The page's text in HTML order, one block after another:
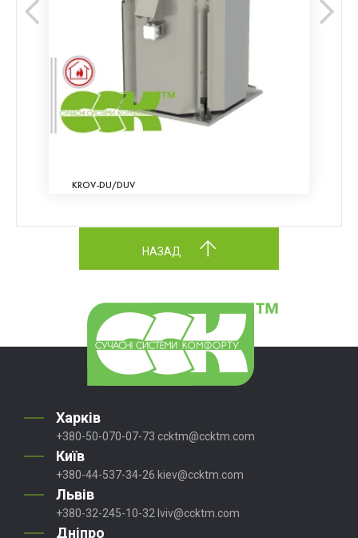
KROV-DU/DUV
НАЗАД
Харків
+380-50-070-07-73 ccktm@ccktm.com
Київ
+380-44-537-34-26 kiev@ccktm.com
Львів
+380-32-245-10-32 lviv@ccktm.com
Дніпро